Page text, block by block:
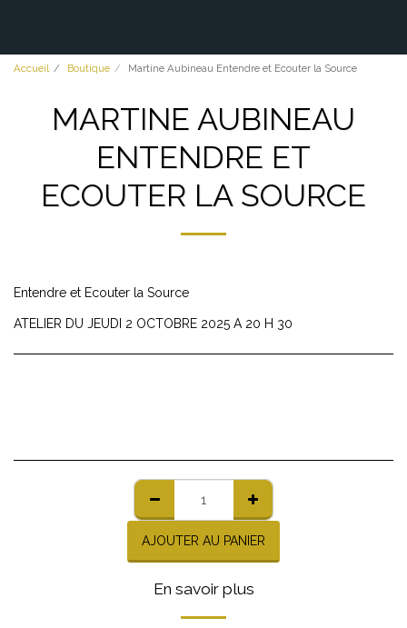
Accueil Boutique Martine Aubineau Entendre et Ecouter la Source
MARTINE AUBINEAU
ENTENDRE ET
ECOUTER LA SOURCE
Entendre et Ecouter la Source
ATELIER DU JEUDI 2 OCTOBRE 2025 A 20 H 30
AJOUTER AU PANIER
En savoir plus